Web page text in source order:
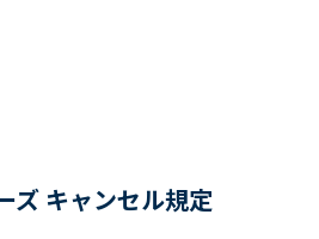
ズ キャンセル規定